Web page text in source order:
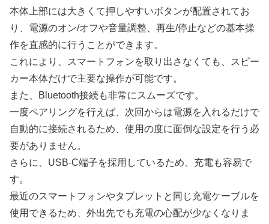
本体上部には大きくて押しやすいボタンが配置されてお
り、電源のオン/オフや音量調整、再生/停止などの基本操
作を直感的に行うことができます。
これにより、スマートフォンを取り出さなくても、スピー
カー本体だけで主要な操作が可能です。
また、Bluetooth接続も非常にスムーズです。
一度ペアリングを行えば、次回からは電源を入れるだけで
自動的に接続されるため、使用の度に面倒な設定を行う必
要がありません。
さらに、USB-C端子を採用しているため、充電も容易で
す。
最近のスマートフォンやタブレットと同じ充電ケーブルを
使用できるため、外出先でも充電の心配が少なくなりま